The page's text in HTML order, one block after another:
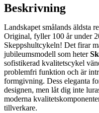
Beskrivning
Landskapet smålands äldsta
Original, fyller 100 år under
Skeppshultcykeln! Det firar
jubileumsmodell som heter
sofistikerad kvalitetscykel
problemfri funktion och är
formgivning. Dess eleganta
designen, men låt dig inte
moderna
tillverkare.